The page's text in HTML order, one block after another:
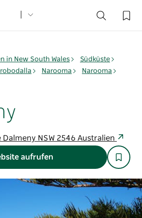
in New South Wales
Südküste
Narooma
Narooma
Dalmeny NSW 2546 Australien
aufrufen